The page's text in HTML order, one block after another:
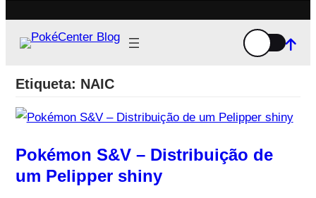
Etiqueta: NAIC
Pokémon S&V – Distribuição de
um Pelipper shiny